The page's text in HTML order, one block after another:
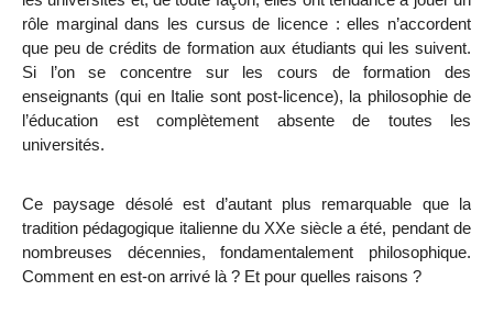
rôle marginal dans les cursus de licence : elles n’accordent
que peu de crédits de formation aux étudiants qui les suivent.
Si l’on se concentre sur les cours de formation des
enseignants (qui en Italie sont post-licence), la philosophie de
l’éducation est complètement absente de toutes les
universités.
Ce paysage désolé est d’autant plus remarquable que la
tradition pédagogique italienne du XXe siècle a été, pendant de
nombreuses décennies, fondamentalement philosophique.
Comment en est-on arrivé là ? Et pour quelles raisons ?